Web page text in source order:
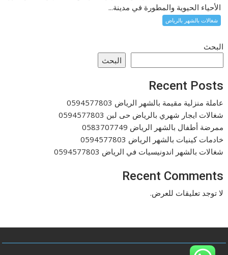
الأحياء الحيوية والمطورة في مدينة...
شغالات بالشهر بالرياض
البحث
البحث
Recent Posts
عاملة منزلية مقيمة بالشهر الرياض 0594577803
شغالات ايجار شهري بالرياض حى لبن 0594577803
ممرضة أطفال بالشهر الرياض 0583707749
خادمات كينيات بالشهر الرياض 0594577803
شغالات بالشهر اندونيسيات في الرياض 0594577803
Recent Comments
لا توجد تعليقات للعرض.